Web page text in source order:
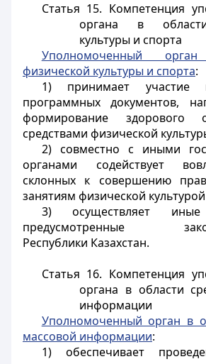
Статья 15. Компетенция
органа в
культуры и спорта
Уполномоченный
физической культуры и спорта:
1) принимает участие
программных документов,
формирование здорового
средствами физической
2) совместно с иными
органами содействует
склонных к совершению
занятиям физической
3) осуществляет иные
предусмотренные
Республики Казахстан.
Статья 16. Компетенция
органа в области
информации
Уполномоченный орган в
массовой информации:
1) обеспечивает